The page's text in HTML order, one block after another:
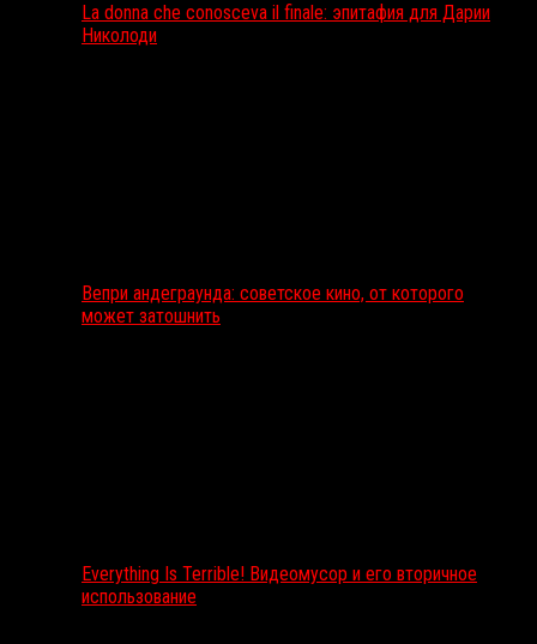
La donna che conosceva il finale: эпитафия для Дарии
Николоди
Вепри андеграунда: советское кино, от которого
может затошнить
Everything Is Terrible! Видеомусор и его вторичное
использование